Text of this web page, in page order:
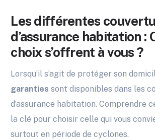
Les différentes
d’assurance habitation :
choix s’offrent à vous ?
Lorsqu’il s’agit de protéger son
garanties sont disponibles dans les
d’assurance habitation. Comprendre
la clé pour choisir celle qui vous
surtout en période de cyclones.